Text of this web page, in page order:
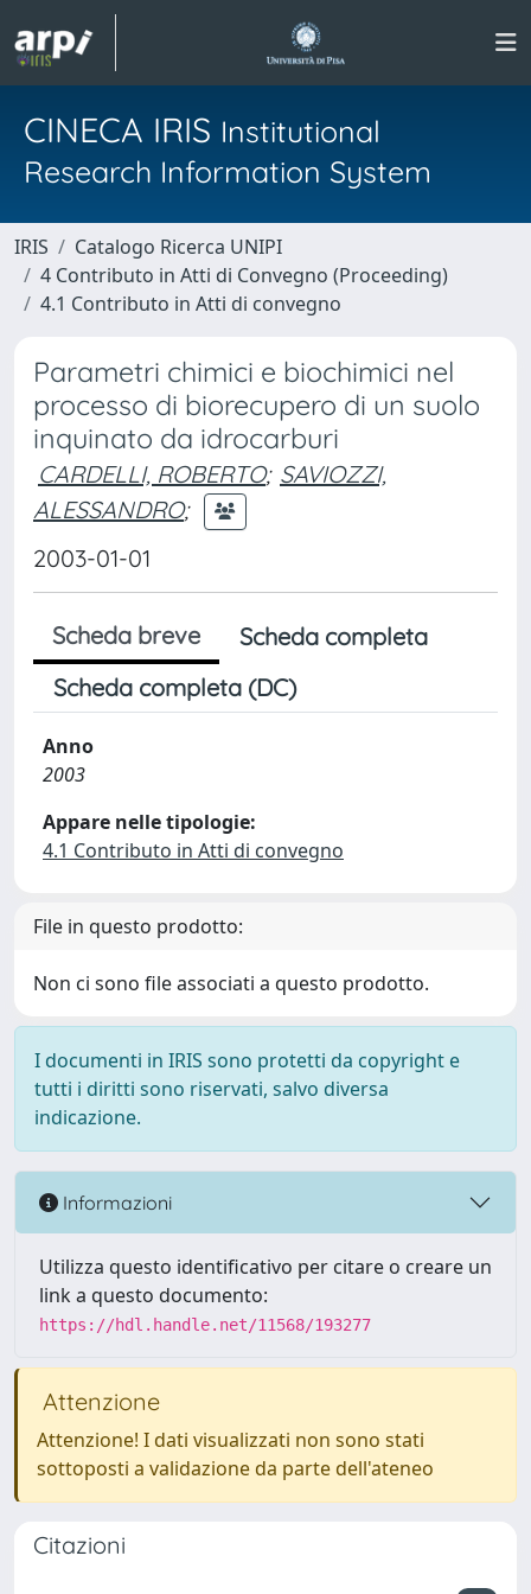
CINECA IRIS Institutional
Research Information System
IRIS
Catalogo Ricerca UNIPI
4 Contributo in Atti di Convegno (Proceeding)
4.1 Contributo in Atti di convegno
Parametri chimici e biochimici nel
processo di biorecupero di un suolo
inquinato da idrocarburi
CARDELLI, ROBERTO; SAVIOZZI,
ALESSANDRO;
2003-01-01
Scheda breve
Scheda completa
Scheda completa (DC)
Anno
2003
Appare nelle tipologie:
4.1 Contributo in Atti di convegno
File in questo prodotto:
Non ci sono file associati a questo prodotto.
I documenti in IRIS sono protetti da copyright e
tutti i diritti sono riservati, salvo diversa
indicazione.
Informazioni
Utilizza questo identificativo per citare o creare un
link a questo documento:
https://hdl.handle.net/11568/193277
Attenzione
Attenzione! I dati visualizzati non sono stati
sottoposti a validazione da parte dell'ateneo
Citazioni